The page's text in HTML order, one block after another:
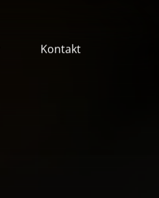
Kontakt